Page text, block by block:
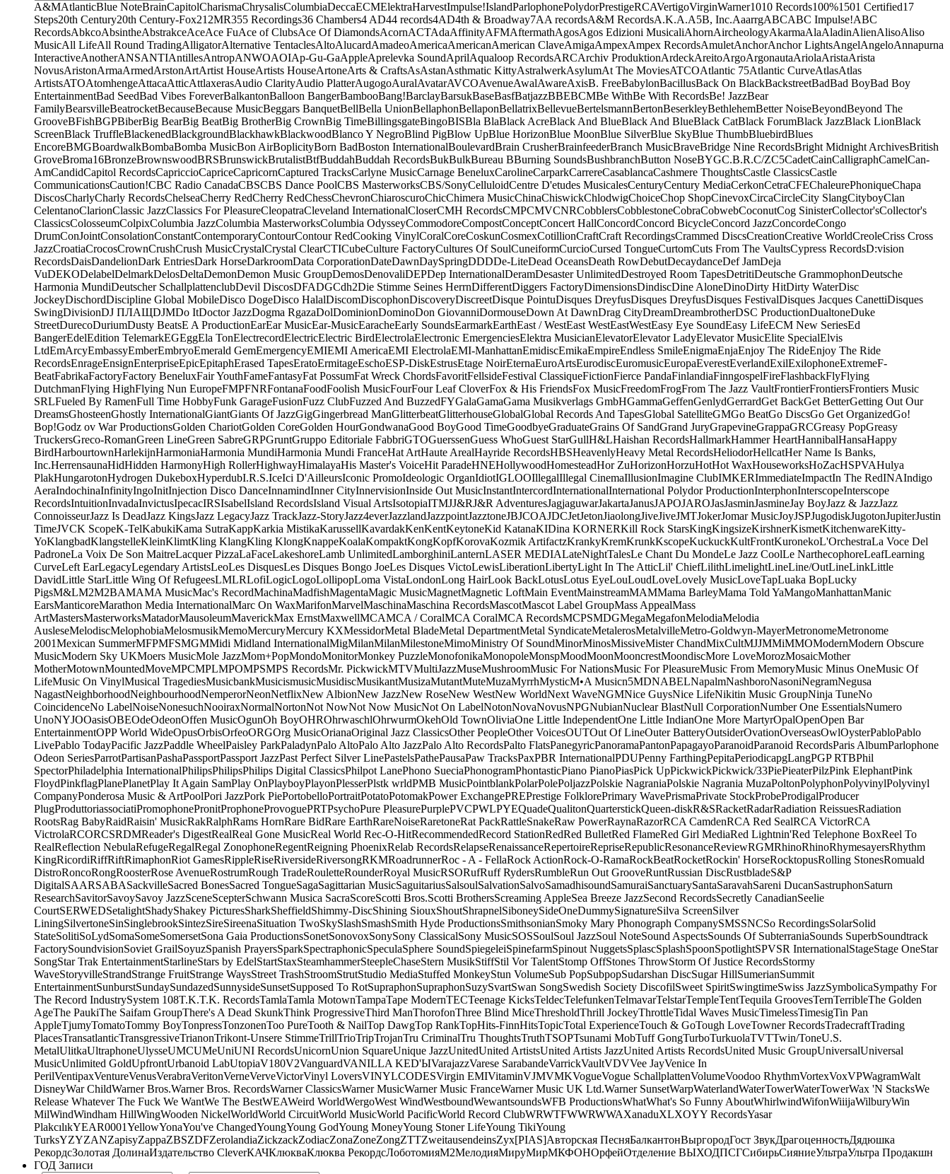
A&MAtlanticBlue NoteBrainCapitolCharismaChrysalisColumbiaDeccaECMElektraHarvestImpulse!IslandParlophonePolydorPrestigeRCAVertigoVirginWarner1010 Records100%1501 Certified17
Steps20th Century20th Century-Fox21 2MR355 Recordings36 Chambers4 AD44 records4AD4th & Broadway7AA recordsA&M RecordsA.K.A.A5B, Inc.AaarrgABCABC Impulse!ABC
RecordsAbkcoAbsintheAbstrakceAceAce FuAce of ClubsAce Of DiamondsAcornACTAdaAffinityAFMAftermathAgosAgos Edizioni MusicaliAhornAircheologyAkarmaAlaAladinAlienAlisoAliso
MusicAll LifeAll Round TradingAlligatorAlternative TentaclesAltoAlucardAmadeoAmericaAmericanAmerican ClaveAmigaAmpexAmpex RecordsAmuletAnchorAnchor LightsAngelAngeloAnnapurna
InteractiveAnotherANSANTIAntillesAntropANWOAOIAp-Gu-GaAppleAprelevka SoundAprilAqualoop RecordsARCArchiv ProduktionArdeckAreitoArgoArgonautaAriolaAristaArista
NovusAristonArmaArmedArstonArtArtist HouseArtists HouseArtoneArts & CraftsAsAstanAsthmatic KittyAstralwerkAsylumAt The MoviesATCOAtlantic 75Atlantic CurveAtlasAtlas
ArtistsATOAtomhengeAttacaAtticAttlaxerasAudio ClarityAudio PlatterAugogoAuralAvatarAVCOAvenueAwalAwareAxisB. FreeBabylonBacillusBack On BlackBackstreetBadBad BoyBad Boy
EntertainmentBad SeedBad Vibes ForeverBalkantonBalloon BangerBambooBang!BarclayBarsukBaseBasfBatjazzBBEBCMBe WithBe With RecordsBe! JazzBear
FamilyBearsvilleBeatrocketBecauseBecause MusicBeggars BanquetBellBella UnionBellaphonBellaponBellatrixBellevueBertelsmannBertonBeserkleyBethlehemBetter NoiseBeyondBeyond The
GrooveBFishBGPBiberBig BearBig BeatBig BrotherBig CrownBig TimeBillingsgateBingoBISBla BlaBlack AcreBlack And BlueBlack And BlueBlack CatBlack ForumBlack JazzBlack LionBlack
ScreenBlack TruffleBlackenedBlackgroundBlackhawkBlackwoodBlanco Y NegroBlind PigBlow UpBlue HorizonBlue MoonBlue SilverBlue SkyBlue ThumbBluebirdBlues
EncoreBMGBoardwalkBombaBomba MusicBon AirBoplicityBorn BadBoston InternationalBoulevardBrain CrusherBrainfeederBranch MusicBraveBridge Nine RecordsBright Midnight ArchivesBritish
GroveBroma16BronzeBrownswoodBRSBrunswickBrutalistBtfBuddahBuddah RecordsBukBulkBureau BBurning SoundsBushbranchButton NoseBYGC.B.R.C/ZC5CadetCainCalligraphCamelCan-
AmCandidCapitol RecordsCapriccioCapriceCapricornCaptured TracksCarlyne MusicCarnage BeneluxCarolineCarparkCarrereCasablancaCashmere ThoughtsCastle ClassicsCastle
CommunicationsCaution!CBC Radio CanadaCBSCBS Dance PoolCBS MasterworksCBS/SonyCelluloidCentre D'etudes MusicalesCenturyCentury MediaCerkonCetraCFEChaleurePhoniqueChapa
DiscosCharlyCharly RecordsChelseaCherry RedCherry RedChessChevronChiaroscuroChicChimera MusicChinaChiswickChlodwigChoiceChop ShopCinevoxCircaCircleCity SlangCityboyClan
CelentanoClarionClassic JazzClassics For PleasureCleopatraCleveland InternationalCloserCMH RecordsCMPCMVCNRCobblersCobblestoneCobraCobwebCoconutCog SinisterCollector'sCollector's
ClassicsColosseumColpixColumbia JazzColumbia MasterworksColumbia OdysseyCommodoreCompostConceptConcert HallConcordConcord BicycleConcord JazzConcordeCongo
DrumConJointConsolationConstantContemporaryContourContour RedCooking VinylCoralCoreCoskunCosmexCotillionCraftCraft RecordingsCrammed DiscsCreationCreative WorldCreoleCriss Cross
JazzCroatiaCrocosCrownCrushCrush MusicCrystalCrystal ClearCTICubeCulture FactoryCultures Of SoulCuneiformCurcioCursed TongueCurtomCuts From The VaultsCypress RecordsD:vision
RecordsDaisDandelionDark EntriesDark HorseDarkroomData CorporationDateDawnDaySpringDDDDe-LiteDead OceansDeath RowDebutDecaydanceDef JamDeja
VuDEKODelabelDelmarkDelosDeltaDemonDemon Music GroupDemosDenovaliDEPDep InternationalDeramDesaster UnlimitedDestroyed Room TapesDetritiDeutsche GrammophonDeutsche
Harmonia MundiDeutscher SchallplattenclubDevil DiscosDFADGCdh2Die Stimme Seines HerrnDifferentDiggers FactoryDimensionsDindiscDine AloneDinoDirty HitDirty WaterDisc
JockeyDischordDiscipline Global MobileDisco DogeDisco HalalDiscomDiscophonDiscoveryDiscreetDisque PointuDisques DreyfusDisques DreyfusDisques FestivalDisques Jacques CanettiDisques
SwingDivisionDJ ПЛАЩDJMDo ItDoctor JazzDogma RgazaDolDominionDominoDon GiovanniDormouseDown At DawnDrag CityDreamDreambrotherDSC ProductionDualtoneDuke
StreetDurecoDuriumDusty BeatsE A ProductionEarEar MusicEar-MusicEaracheEarly SoundsEarmarkEarthEast / WestEast WestEastWestEasy Eye SoundEasy LifeECM New SeriesEd
BangerEdelEdition TelemarkEGEggEla TonElectrecordElectricElectric BirdElectrolaElectronic EmergenciesElektra MusicianElevatorElevator LadyElevator MusicElite SpecialElvis
LtdEmArcyEmbassyEmberEmbryoEmerald GemEmergencyEMIEMI AmericaEMI ElectrolaEMI-ManhattanEmidiscEmikaEmpireEndless SmileEnigmaEnjaEnjoy The RideEnjoy The Ride
RecordsEnrageEnsignEnterpriseEpicEpitaphErased TapesEratoErmitageEschoESP-DiskEstrusEtage NoirEternaEuroArtsEurodiscEuromusicEuropaEverestEverlandExilExilophoneExtremeF-
BeatFabrikaFactoryFactory BeneluxFair YouthFameFantasyFat PossumFat Wreck ChordsFavoritFellsideFestival ClassiqueFictionFierce PandaFinlandiaFinngospelFireFlashbackFlyFlying
DutchmanFlying HighFlying Nun EuropeFMPFNRFontanaFoodFoolish MusicFourFour Leaf CloverFox & His FriendsFox MusicFreedomFrogFrom The Jazz VaultFrontierFrontiersFrontiers Music
SRLFueled By RamenFull Time HobbyFunk GarageFusionFuzz ClubFuzzed And BuzzedFYGalaGamaGama Musikverlags GmbHGammaGeffenGenlydGerrardGet BackGet BetterGetting Out Our
DreamsGhosteenGhostly InternationalGiantGiants Of JazzGigGingerbread ManGlitterbeatGlitterhouseGlobalGlobal Records And TapesGlobal SatelliteGMGo BeatGo DiscsGo Get OrganizedGo!
Bop!Godz ov War ProductionsGolden ChariotGolden CoreGolden HourGondwanaGood BoyGood TimeGoodbyeGraduateGrains Of SandGrand JuryGrapevineGrappaGRCGreasy PopGreasy
TruckersGreco-RomanGreen LineGreen SabreGRPGruntGruppo Editoriale FabbriGTOGuerssenGuess WhoGuest StarGullH&LHaishan RecordsHallmarkHammer HeartHannibalHansaHappy
BirdHarbourtownHarlekijnHarmoniaHarmonia MundiHarmonia Mundi FranceHat ArtHaute ArealHayride RecordsHBSHeavenlyHeavy Metal RecordsHeliodorHellcatHer Name Is Banks,
Inc.HerrensaunaHidHidden HarmonyHigh RollerHighwayHimalayaHis Master's VoiceHit ParadeHNEHollywoodHomesteadHor ZuHorizonHorzuHotHot WaxHouseworksHoZacHSPVAHulya
PlakHungarotonHydrogen DukeboxHyperdubI.R.S.IceIci D'AilleursIconic PromoIdeologic OrganIdiotIGLOOIllegalIllegal CinemaIllusionImagine ClubIMKERImmediateImpactIn The RedINAIndigo
AeraIndochinaInfinityIngoInitInjection Disco DanceInnamindInner CityInnervisionInside Out MusicInstantIntercordInternationalInternational Polydor ProductionInterphonInterscopeInterscope
RecordsIntuitionInvadaInvictusIpecacIRSIsabelIsland RecordsIsland Visual ArtsIsotopiaITMJJ&RJ&R AdventuresJagjaguwarJakartaJanusJAPOJAROJasJasminJasmineJay BoyJazz & JazzJazz
ConnoisseurJazz Is DeadJazz KingsJazz LegacyJazz TrackJazz-StoryJazz4everJazzlandJazzpointJazztoneJBJCOAJDCJetJetonJiaolongJiveJiveJMTJokerJomar MusicJoyJSPJugodiskJugotonJupiterJustin
TimeJVCK ScopeK-TelKabukiKama SutraKappKarkia MistikaKarussellKavardakKenKentKeytoneKid KatanaKIDina KORNERKill Rock StarsKingKingsizeKirshnerKismetKitchenwareKitty-
YoKlangbadKlangstelleKleinKlimtKling KlangKling KlongKnappeKoalaKompaktKongKopfKorovaKozmik ArtifactzKrankyKremKrunkKscopeKuckuckKultFrontKuronekoL'OrchestraLa Voce Del
PadroneLa Voix De Son MaitreLacquer PizzaLaFaceLakeshoreLamb UnlimitedLamborghiniLanternLASER MEDIALateNightTalesLe Chant Du MondeLe Jazz CoolLe NarthecophoreLeafLearning
CurveLeft EarLegacyLegendary ArtistsLeoLes DisquesLes Disques Bongo JoeLes Disques VictoLewisLiberationLibertyLight In The AtticLil' ChiefLilithLimelightLineLine/OutLineLinkLittle
DavidLittle StarLittle Wing Of RefugeesLMLRLofiLogicLogoLollipopLoma VistaLondonLong HairLook BackLotusLotus EyeLouLoudLoveLovely MusicLoveTapLuaka BopLucky
PigsM&LM2M2BAMAMA MusicMac's RecordMachinaMadfishMagentaMagic MusicMagnetMagnetic LoftMain EventMainstreamMAMMama BarleyMama Told YaMangoManhattanManic
EarsManticoreMarathon Media InternationalMarc On WaxMarifonMarvelMaschinaMaschina RecordsMascotMascot Label GroupMass AppealMass
ArtMastersMasterworksMatadorMausoleumMaverickMax ErnstMaxwellMCAMCA / CoralMCA CoralMCA RecordsMCPSMDGMegaMegafonMelodiaMelodia
AusleseMelodiscMelophobiaMelosmusikMemoMercuryMercury KXMessidorMetal BladeMetal DepartmentMetal SyndicateMetalerosMetalvilleMetro-Goldwyn-MayerMetronomeMetronome
2001Mexican SummerMFPMFSMGMMidi Midland InternationalMigMilanMilanMilestoneMimoMinistry Of SoundMinorMinosMissiveMister ChandMixCultMJJMMiMMOModernModern Obscure
MusicModern Sky UKMoers MusicMole JazzMom+PopMondoMonitorMonkey PuzzleMonofonikaMonopoleMonspMoodMoonMooncrestMoondiscMore LoveMorozMosaicMother
MotherMotownMountedMoveMPCMPLMPOMPSMPS RecordsMr. PickwickMTVMultiJazzMuseMushroomMusic For NationsMusic For PleasureMusic From MemoryMusic Minus OneMusic Of
LifeMusic On VinylMusical TragediesMusicbankMusicismusicMusidiscMusikantMusizaMutantMuteMuzaMyrrhMysticM•A Musicn5MDNABELNapalmNashboroNasoniNegramNegusa
NagastNeighborhoodNeighbourhoodNemperorNeonNetflixNew AlbionNew JazzNew RoseNew WestNew WorldNext WaveNGMNice GuysNice LifeNikitin Music GroupNinja TuneNo
CoincidenceNo LabelNoiseNonesuchNooiraxNormalNortonNot NowNot Now MusicNot On LabelNotonNovaNovusNPGNubianNuclear BlastNull CorporationNumber One EssentialsNumero
UnoNYJOOasisOBEOdeOdeonOffen MusicOgunOh BoyOHROhrwaschlOhrwurmOkehOld TownOliviaOne Little IndependentOne Little IndianOne More MartyrOpalOpenOpen Bar
EntertainmentOPP World WideOpusOrbisOrfeoORGOrg MusicOrianaOriginal Jazz ClassicsOther PeopleOther VoicesOUTOut Of LineOuter BatteryOutsiderOvationOverseasOwlOysterPabloPablo
LivePablo TodayPacific JazzPaddle WheelPaisley ParkPaladynPalo AltoPalo Alto JazzPalo Alto RecordsPalto FlatsPanegyricPanoramaPantonPapagayoParanoidParanoid RecordsParis AlbumParlophone
Odeon SeriesParrotPartisanPashaPassportPassport JazzPast Perfect Silver LinePastelsPathePausaPaw TracksPaxPBR InternationalPDUPenny FarthingPepitaPeriodicapgLangPGP RTBPhil
SpectorPhiladelphia InternationalPhilipsPhilipsPhilips Digital ClassicsPhilpot LanePhono SueciaPhonogramPhontasticPiano PianoPiasPick UpPickwickPickwick/33PiePieaterPilzPink ElephantPink
FloydPinkflagPlanePlanetPlay It Again SamPlay OnPlayboyPlayonPlesserPlstk wrldPMB MusicPointblankPolarPolePoljazzPolskie NagraniaPolskie Nagrania MuzaPoltonPolyphonPolyvinylPolyvinyl
CompanyPonderosa Music & ArtPoolPori JazzPork PiePortobelloPortraitPotatoPotomakPower ExchangePREPrestige FolklorePrimary WavePrismaPrivate StockProbeProdigalProducer
PlugProduttoriassociatiPromophonePronitProphoneProvoguePRTPsychoPure PleasurePurplePVCPWLPYEQuadeQualitonQuarterstickQueen-diskR&SRacketRadarRadiation ReissuesRadiation
RootsRag BabyRaidRaisin' MusicRakRalphRams HornRare BidRare EarthRareNoiseRaretoneRat PackRattleSnakeRaw PowerRaynaRazorRCA CamdenRCA Red SealRCA VictorRCA
VictrolaRCORCSRDMReader's DigestRealReal Gone MusicReal World Rec-O-HitRecommendedRecord StationRedRed BulletRed FlameRed Girl MediaRed Lightnin'Red Telephone BoxReel To
RealReflection NebulaRefugeRegalRegal ZonophoneRegentReigning PhoenixRelab RecordsRelapseRenaissanceRepertoireRepriseRepublicResonanceReviewRGMRhinoRhinoRhymesayersRhythm
KingRicordiRiffRiftRimaphonRiot GamesRippleRiseRiversideRiversongRKMRoadrunnerRoc - A - FellaRock ActionRock-O-RamaRockBeatRocketRockin' HorseRocktopusRolling StonesRomuald
DistroRoncoRongRoosterRose AvenueRostrumRough TradeRouletteRounderRoyal MusicRSORufRuff RydersRumbleRun Out GrooveRuntRussian DiscRustbladeS&P
DigitalSAARSABASackvilleSacred BonesSacred TongueSagaSagittarian MusicSaguitariusSalsoulSalvationSalvoSamadhisoundSamuraiSanctuarySantaSaravahSareni DucanSastruphonSaturn
ResearchSavitorSavoySavoy JazzSceneScepterSchwann Musica SacraScoreScotti Bros.Scotti BrothersScreaming AppleSea Breeze JazzSecond RecordsSecretly CanadianSeelie
CourtSERWEDSetalightShadyShakey PicturesSharkSheffieldShimmy-DiscShining SiouxShoutShrapnelSiboneySideOneDummySignatureSilva ScreenSilver
LiningSilvertoneSinSinglebrookSintezSireSireenaSituation TwoSkySlashSmashSmith Hyde ProductionsSmithsonianSmoky Mary Phonograph CompanySMSSNCSo RecordingsSolarSolid
StateSolitiSoLydSomaSomeSomersetSona Gaia ProductionsSonetSonovoxSonySony ClassicalSony MusicSOSSoulSoul JazzSoul NoteSound AspectsSounds Of SubterraniaSounds SuperbSoundtrack
FactorySoundvisionSoviet GrailSoyuzSpanish PrayersSparkSpectraphonicSpeculaSphere SoundSpiegeleiSpinefarmSpinout NuggetsSplascSplashSpoonSpotlightSPVSR InternationalStageStage OneStar
SongStar Trak EntertainmentStarlineStars by EdelStartStaxSteamhammerSteepleChaseStern MusikStiffStil Vor TalentStomp OffStones ThrowStorm Of Justice RecordsStormy
WaveStoryvilleStrandStrange FruitStrange WaysStreet TrashStroomStrutStudio MediaStuffed MonkeyStun VolumeSub PopSubpopSudarshan DiscSugar HillSumerianSummit
EntertainmentSunburstSundaySundazedSunnysideSunsetSupposed To RotSupraphonSupraphonSuzySvartSwan SongSwedish Society DiscofilSweet SpiritSwingtimeSwiss JazzSymbolicaSympathy For
The Record IndustrySystem 108T.K.T.K. RecordsTamlaTamla MotownTampaTape ModernTECTeenage KicksTeldecTelefunkenTelmavarTelstarTempleTentTequila GroovesTernTerribleThe Golden
AgeThe PaukiThe Saifam GroupThere's A Dead SkunkThink ProgressiveThird ManThorofonThree Blind MiceThresholdThrill JockeyThrottleTidal Waves MusicTimelessTimesigTin Pan
AppleTjumyTomatoTommy BoyTonpressTonzonenToo PureTooth & NailTop DawgTop RankTopHits-FinnHitsTopicTotal ExperienceTouch & GoTough LoveTowner RecordsTradecraftTrading
PlacesTransatlanticTransgressiveTrianonTrikont-Unsere StimmeTrillTrioTripTrojanTru CriminalTru ThoughtsTruthTSOPTsunami MobTuff GongTurboTurkuolaTVTTwin/ToneU.S.
MetalUlitkaUltraphoneUlysseUMCUMeUniUNI RecordsUnicornUnion SquareUnique JazzUnitedUnited ArtistsUnited Artists JazzUnited Artists RecordsUnited Music GroupUniversalUniversal
MusicUnlimited GoldUpfrontUrbanoid LabUtopiaV180V2VanguardVANILLA KED'ЫVarajazzVarese SarabandeVarrickVaultVDVVee JayVenice In
PerilVentipaxVentureVenusVerabraVeritonVerneVerveVictorVinyl LoversVINYLCODESVirgin EMIVitaminVJMVMKVogueVogue SchallplattenVolumeVoodoo RhythmVortexVoxVPWagramWalt
DisneyWar ChildWarner Bros.Warner Bros. RecordsWarner ClassicsWarner MusicWarner Music FranceWarner Music UK Ltd.Warner SunsetWarpWaterlandWaterTowerWaterTowerWax 'N StacksWe
Release Whatever The Fuck We WantWe The BestWEAWeird WorldWergoWest WindWestboundWewantsoundsWFB ProductionsWhatWhat's So Funny AboutWhirlwindWifonWiiijaWilburyWin
MilWindWindham HillWingWooden NickelWorldWorld CircuitWorld MusicWorld PacificWorld Record ClubWRWTFWWRWWAXanaduXLXOYY RecordsYasar
PlakcılıkYEAR0001YellowYonaYou've ChangedYoungYoung GodYoung MoneyYoung Stoner LifeYoung TikiYoung
TurksYZYZANZapisyZappaZBSZDFZerolandiaZickzackZodiacZonaZoneZongZTTZweitausendeinsZyx[PIAS]Авторская ПесняБалкантонВыргородГост ЗвукДрагоценностьДядюшка
РекордсЗолотая ДолинаИздательство CleverКАЧКлюкваКлюква РекордсЛоботомияМ2МелодияМируМирМКФОНОрфейОтделение ВЫХОДПСГСибирьСияниеУльтраУльтра Продакшн
ГОД Записи